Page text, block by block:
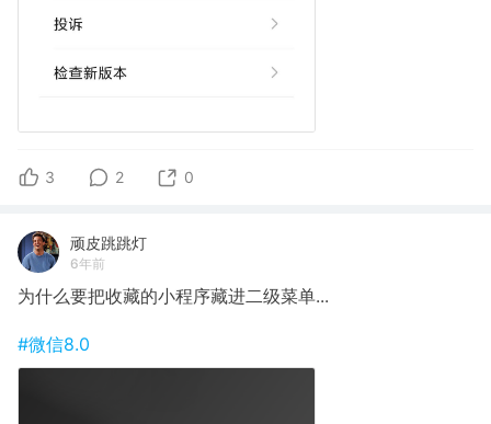
3 2 0
顽皮跳跳灯
6年前
为什么要把收藏的小程序藏进二级菜单...
#微信8.0